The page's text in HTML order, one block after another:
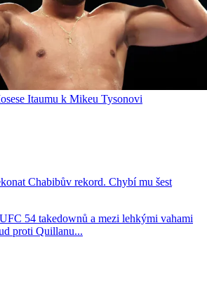
Itaumu k Mikeu Tysonovi
Chabibův rekord. Chybí mu šest
54 takedownů a mezi lehkými vahami
proti Quillanu...